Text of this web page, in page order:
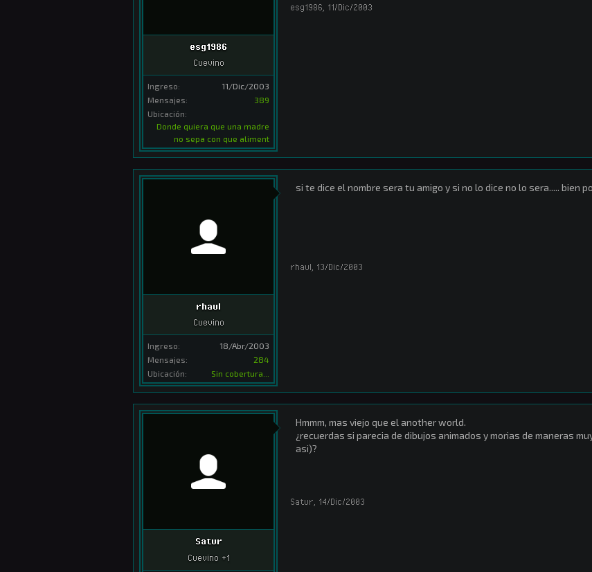
esg1986
Cuevino
Ingreso:
11/Dic/2003
Mensajes:
389
Ubicación:
Donde quiera que una madre
no sepa con que aliment
esg1986 11/Dic/2003
rhaul
Cuevino
Ingreso:
18/Abr/2003
Mensajes:
284
Ubicación:
Sin cobertura...
si te dice el nombre sera tu amigo y si no lo dice no lo sera..... bien
rhaul 13/Dic/2003
Satur
Cuevino +1
Hmmm, mas viejo que el another world.
¿recuerdas si parecia de dibujos animados y morias de maneras
asi)?
Satur, 14/Dic/2003